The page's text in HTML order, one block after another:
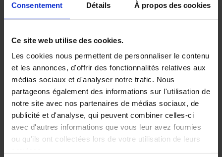
Consentement Détails À propos des cookies
Ce site web utilise des cookies.
Les cookies nous permettent de personnaliser le contenu
et les annonces, d'offrir des fonctionnalités relatives aux
médias sociaux et d'analyser notre trafic. Nous
partageons également des informations sur l'utilisation de
notre site avec nos partenaires de médias sociaux, de
publicité et d'analyse, qui peuvent combiner celles-ci
avec d'autres informations que vous leur avez fournies
ou qu'ils ont collectées lors de votre utilisation de leurs
26 mar 2024
Forum Labo, venez nous rencontrer.
Forum labo 2024, l'occasion de découvrir nos gammes d'appareils
de mesures électrochimiques, climatiques et d'environnement.
Venez nous rencontrer sur le stand C04.
Lire l'article complet